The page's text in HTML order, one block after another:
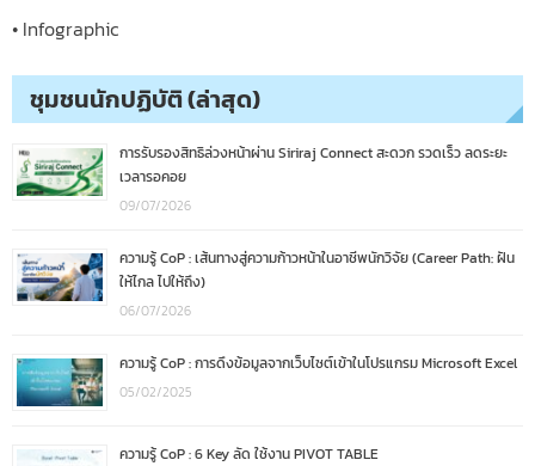
• Infographic
ชุมชนนักปฏิบัติ (ล่าสุด)
การรับรองสิทธิล่วงหน้าผ่าน Siriraj Connect สะดวก รวดเร็ว ลดระยะ
เวลารอคอย
09/07/2026
ความรู้ CoP : เส้นทางสู่ความก้าวหน้าในอาชีพนักวิจัย (Career Path: ฝัน
ให้ไกล ไปให้ถึง)
06/07/2026
ความรู้ CoP : การดึงข้อมูลจากเว็บไซต์เข้าในโปรแกรม Microsoft Excel
05/02/2025
ความรู้ CoP : 6 Key ลัด ใช้งาน PIVOT TABLE